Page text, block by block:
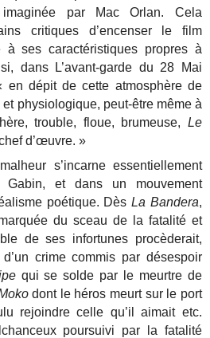
par Mac Orlan. Cela
critiques d’encenser le film
à ses caractéristiques propres à
dans L’avant-garde du 28 Mai
dépit de cette atmosphère de
physiologique, peut-être même à
trouble, floue, brumeuse, Le
d’œuvre. »
s’incarne essentiellement
et dans un mouvement
poétique. DèsLa Bandera,
du sceau de la fatalité et
de ses infortunes procèderait,
crime commis par désespoir
qui se solde par le meurtre de
dont le héros meurt sur le port
rejoindre celle qu’il aimait etc.
poursuivi par la fatalité